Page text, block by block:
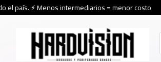
país. ⚡ Menos intermediarios = menor costo